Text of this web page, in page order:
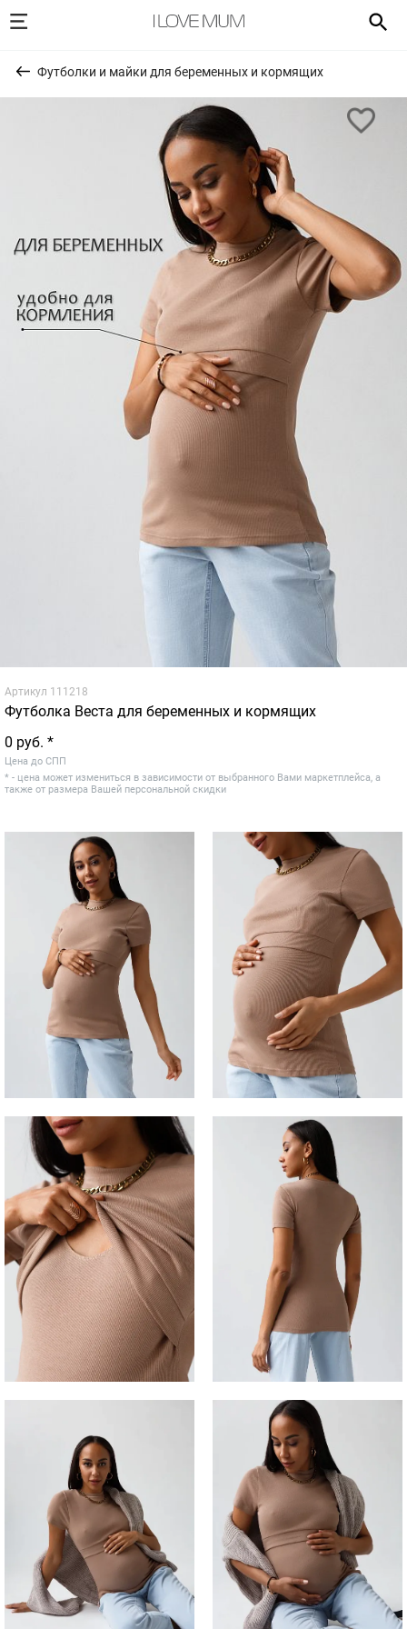
Футболки и майки для беременных и кормящих
Артикул 111218
Футболка Веста для беременных и кормящих
0 руб. *
Цена до СПП
* - цена может измениться в зависимости от выбранного Вами маркетплейса, а
также от размера Вашей персональной скидки